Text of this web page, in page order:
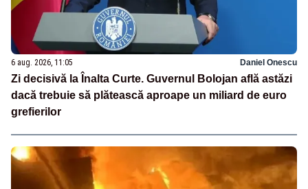
6 aug. 2026, 11:05 Daniel Onescu
Zi decisivă la Înalta Curte. Guvernul Bolojan află astăzi
dacă trebuie să plătească aproape un miliard de euro
grefierilor